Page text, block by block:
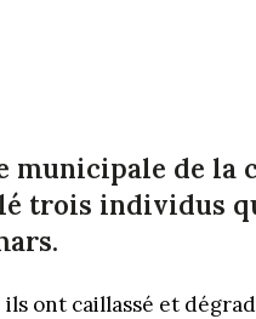
municipale de la
trois individus
ont caillassé et